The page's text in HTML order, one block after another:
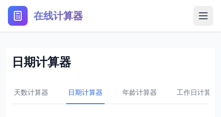
在线计算器
日期计算器
天数计算器 日期计算器 年龄计算器 工作日计算器